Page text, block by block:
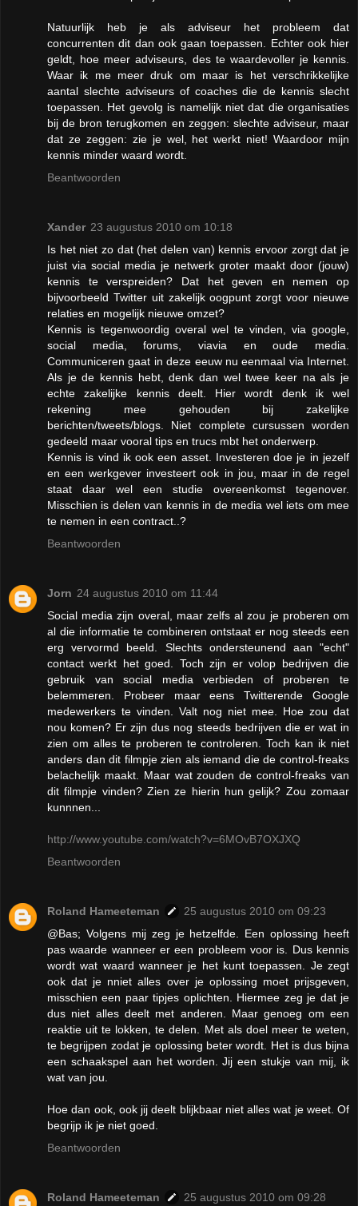
Natuurlijk heb je als adviseur het probleem dat
concurrenten dit dan ook gaan toepassen. Echter ook hier
geldt, hoe meer adviseurs, des te waardevoller je kennis.
Waar ik me meer druk om maar is het verschrikkelijke
aantal slechte adviseurs of coaches die de kennis slecht
toepassen. Het gevolg is namelijk niet dat die organisaties
bij de bron terugkomen en zeggen: slechte adviseur, maar
dat ze zeggen: zie je wel, het werkt niet! Waardoor mijn
kennis minder waard wordt.
Beantwoorden
Xander 23 augustus 2010 om 10:18
Is het niet zo dat (het delen van) kennis ervoor zorgt dat je
juist via social media je netwerk groter maakt door (jouw)
kennis te verspreiden? Dat het geven en nemen op
bijvoorbeeld Twitter uit zakelijk oogpunt zorgt voor nieuwe
relaties en mogelijk nieuwe omzet?
Kennis is tegenwoordig overal wel te vinden, via google,
social media, forums, viavia en oude media.
Communiceren gaat in deze eeuw nu eenmaal via Internet.
Als je de kennis hebt, denk dan wel twee keer na als je
echte zakelijke kennis deelt. Hier wordt denk ik wel
rekening mee gehouden bij zakelijke
berichten/tweets/blogs. Niet complete cursussen worden
gedeeld maar vooral tips en trucs mbt het onderwerp.
Kennis is vind ik ook een asset. Investeren doe je in jezelf
en een werkgever investeert ook in jou, maar in de regel
staat daar wel een studie overeenkomst tegenover.
Misschien is delen van kennis in de media wel iets om mee
te nemen in een contract..?
Beantwoorden
Jorn 24 augustus 2010 om 11:44
Social media zijn overal, maar zelfs al zou je proberen om
al die informatie te combineren ontstaat er nog steeds een
erg vervormd beeld. Slechts ondersteunend aan "echt"
contact werkt het goed. Toch zijn er volop bedrijven die
gebruik van social media verbieden of proberen te
belemmeren. Probeer maar eens Twitterende Google
medewerkers te vinden. Valt nog niet mee. Hoe zou dat
nou komen? Er zijn dus nog steeds bedrijven die er wat in
zien om alles te proberen te controleren. Toch kan ik niet
anders dan dit filmpje zien als iemand die de control-freaks
belachelijk maakt. Maar wat zouden de control-freaks van
dit filmpje vinden? Zien ze hierin hun gelijk? Zou zomaar
kunnnen...
http://www.youtube.com/watch?v=6MOvB7OXJXQ
Beantwoorden
Roland Hameeteman
25 augustus 2010 om 09:23
@Bas; Volgens mij zeg je hetzelfde. Een oplossing heeft
pas waarde wanneer er een probleem voor is. Dus kennis
wordt wat waard wanneer je het kunt toepassen. Je zegt
ook dat je nniet alles over je oplossing moet prijsgeven,
misschien een paar tipjes oplichten. Hiermee zeg je dat je
dus niet alles deelt met anderen. Maar genoeg om een
reaktie uit te lokken, te delen. Met als doel meer te weten,
te begrijpen zodat je oplossing beter wordt. Het is dus bijna
een schaakspel aan het worden. Jij een stukje van mij, ik
wat van jou.
Hoe dan ook, ook jij deelt blijkbaar niet alles wat je weet. Of
begrijp ik je niet goed.
Beantwoorden
Roland Hameeteman
25 augustus 2010 om 09:28